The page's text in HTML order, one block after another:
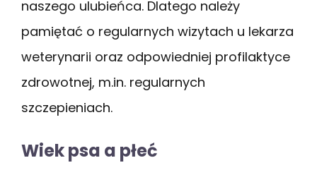
naszego ulubieńca. Dlatego należy
pamiętać o regularnych wizytach u lekarza
weterynarii oraz odpowiedniej profilaktyce
zdrowotnej, m.in. regularnych
szczepieniach.
Wiek psa a płeć